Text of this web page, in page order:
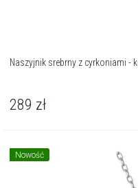
Naszyjnik srebrny z cyrkoniami -
289 zł
Nowość